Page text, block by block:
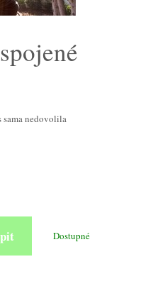
nedovolila
Dostupné